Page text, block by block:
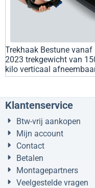
Trekhaak Bestune vanaf
2023 trekgewicht van
kilo verticaal
Klantenservice
Btw-vrij aankopen
Mijn account
Contact
Betalen
Montagepartners
Veelgestelde vragen